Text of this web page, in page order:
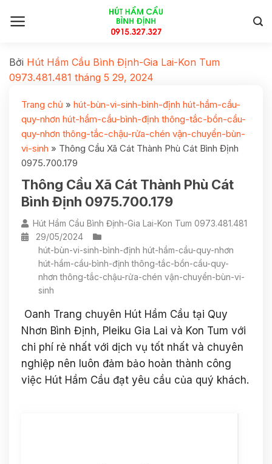
Bởi Hút Hầm Cầu Bình Định-Gia Lai-Kon Tum
0973.481.481 tháng 5 29, 2024
Trang chủ » hút-bùn-vi-sinh-bình-định hút-hầm-cầu-
quy-nhơn hút-hầm-cầu-bình-định thông-tắc-bồn-cầu-
quy-nhơn thông-tắc-chậu-rửa-chén vận-chuyển-bùn-
vi-sinh » Thông Cầu Xã Cát Thành Phù Cát Bình Định
0975.700.179
Thông Cầu Xã Cát Thành Phù Cát
Bình Định 0975.700.179
Hút Hầm Cầu Bình Định-Gia Lai-Kon Tum 0973.481.481
29/05/2024
hút-bùn-vi-sinh-bình-định hút-hầm-cầu-quy-nhơn
hút-hầm-cầu-bình-định thông-tắc-bồn-cầu-quy-
nhơn thông-tắc-chậu-rửa-chén vận-chuyển-bùn-vi-
sinh
Oanh Trang chuyên Hút Hầm Cầu tại Quy
Nhơn Bình Định, Pleiku Gia Lai và Kon Tum với
chi phí rẻ nhất với dịch vụ tốt nhất và chuyên
nghiệp nên luôn đảm bảo hoàn thành công
việc Hút Hầm Cầu đạt yêu cầu của quý khách.